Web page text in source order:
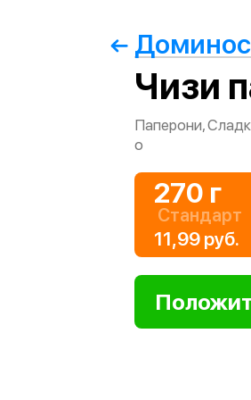
Чизи
Паперони,
о
270 г
Стандарт
11,99 руб.